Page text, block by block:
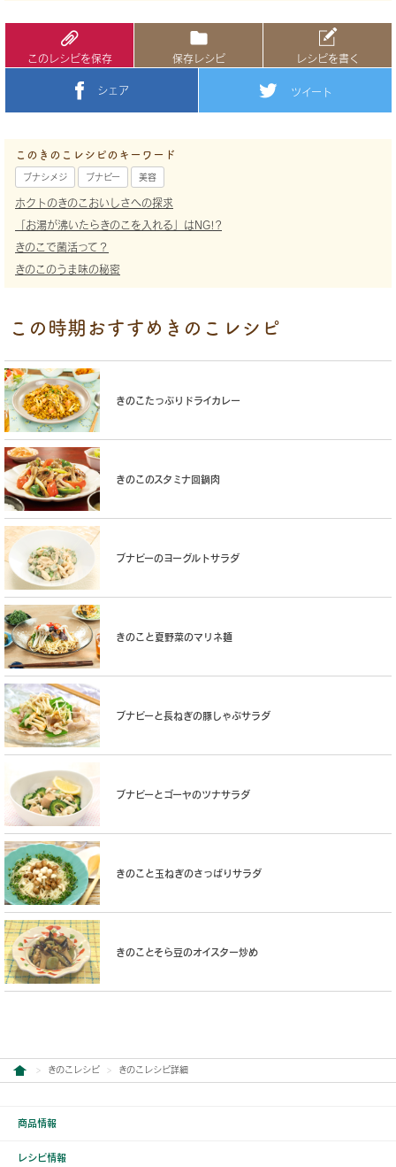
このレシピを保存 保存レシピ レシピを書く
シェア ツイート
このきのこレシピのキーワード
ブナシメジ ブナピー 美容
ホクトのきのこおいしさへの探求
「お湯が沸いたらきのこを入れる」はNG!?
きのこで菌活って？
きのこのうま味の秘密
この時期おすすめきのこレシピ
きのこたっぷりドライカレー
きのこのスタミナ回鍋肉
ブナピーのヨーグルトサラダ
きのこと夏野菜のマリネ麺
ブナピーと長ねぎの豚しゃぶサラダ
ブナピーとゴーヤのツナサラダ
きのこと玉ねぎのさっぱりサラダ
きのことそら豆のオイスター炒め
きのこレシピ きのこレシピ詳細
商品情報
レシピ情報